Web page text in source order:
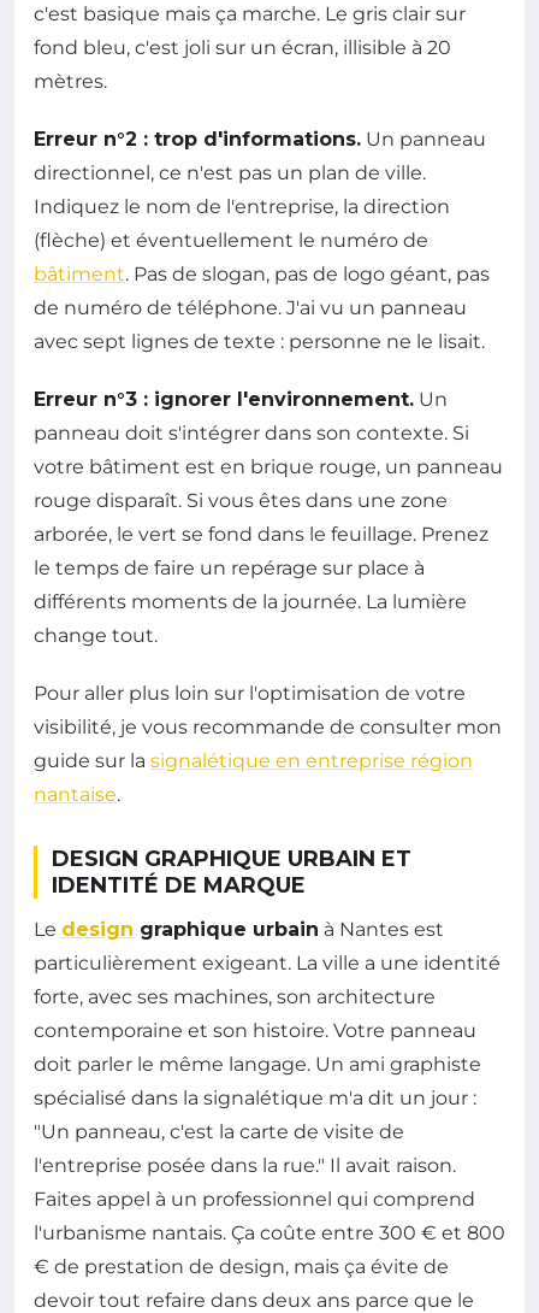
c'est basique mais ça marche. Le gris clair sur
fond bleu, c'est joli sur un écran, illisible à 20
mètres.
Erreur n°2 : trop d'informations. Un panneau
directionnel, ce n'est pas un plan de ville.
Indiquez le nom de l'entreprise, la direction
(flèche) et éventuellement le numéro de
bâtiment. Pas de slogan, pas de logo géant, pas
de numéro de téléphone. J'ai vu un panneau
avec sept lignes de texte : personne ne le lisait.
Erreur n°3 : ignorer l'environnement. Un
panneau doit s'intégrer dans son contexte. Si
votre bâtiment est en brique rouge, un panneau
rouge disparaît. Si vous êtes dans une zone
arborée, le vert se fond dans le feuillage. Prenez
le temps de faire un repérage sur place à
différents moments de la journée. La lumière
change tout.
Pour aller plus loin sur l'optimisation de votre
visibilité, je vous recommande de consulter mon
guide sur la signalétique en entreprise région
nantaise.
DESIGN GRAPHIQUE URBAIN ET
IDENTITÉ DE MARQUE
Le design graphique urbain à Nantes est
particulièrement exigeant. La ville a une identité
forte, avec ses machines, son architecture
contemporaine et son histoire. Votre panneau
doit parler le même langage. Un ami graphiste
spécialisé dans la signalétique m'a dit un jour :
"Un panneau, c'est la carte de visite de
l'entreprise posée dans la rue." Il avait raison.
Faites appel à un professionnel qui comprend
l'urbanisme nantais. Ça coûte entre 300 € et 800
€ de prestation de design, mais ça évite de
devoir tout refaire dans deux ans parce que le